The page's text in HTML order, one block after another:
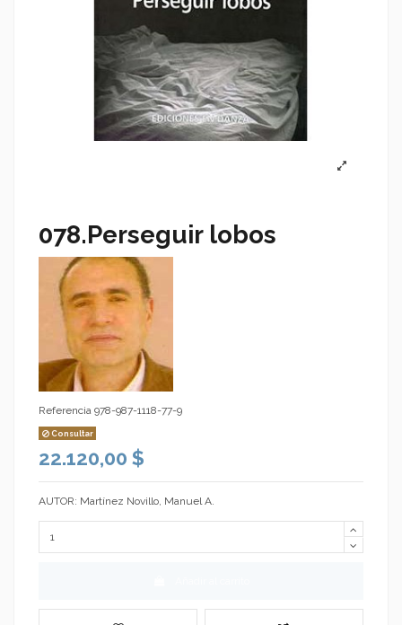
078.Perseguir lobos
Referencia 978-987-1118-77-9
Consultar
22.120,00 $
AUTOR: Martínez Novillo, Manuel A.